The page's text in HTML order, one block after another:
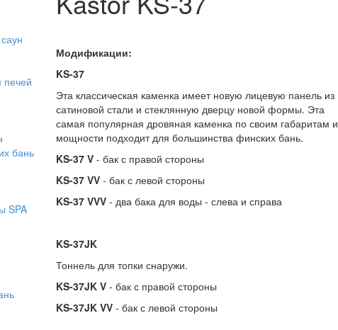
бань
SPA
Модификации:
KS-37
Эта классическая каменка имеет новую лицевую панель из
сатиновой стали и стеклянную дверцу новой формы. Эта
самая популярная дровяная каменка по своим габаритам и
мощности подходит для большинства финских бань.
KS-37 V- бак с правой стороны
KS-37 VV- бак с левой стороны
KS-37 VVV- два бака для воды - слева и справа
KS-37JK
Тоннель для топки снаружи.
KS-37JK V- бак с правой стороны
KS-37JK VV- бак с левой стороны